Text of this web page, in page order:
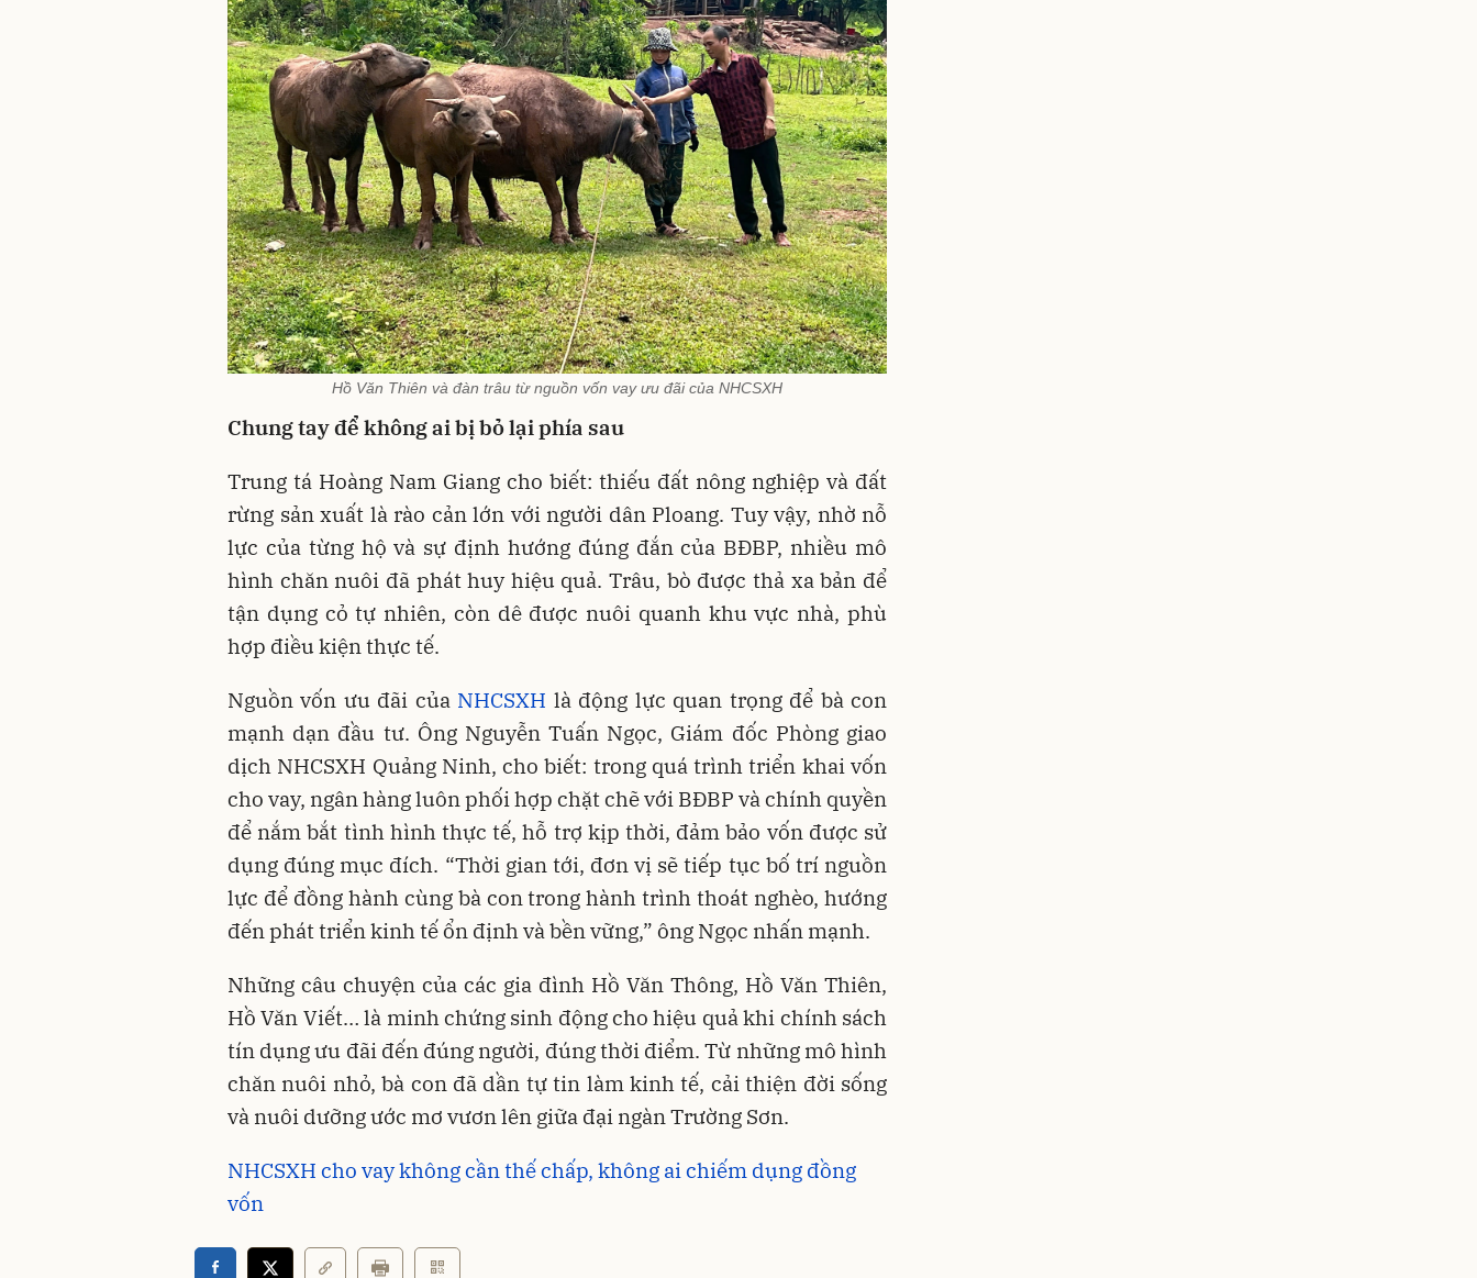
Hồ Văn Thiên và đàn trâu từ nguồn vốn vay ưu đãi của NHCSXH
Chung tay để không ai bị bỏ lại phía sau
Trung tá Hoàng Nam Giang cho biết: thiếu đất nông nghiệp và đất
rừng sản xuất là rào cản lớn với người dân Ploang. Tuy vậy, nhờ nỗ
lực của từng hộ và sự định hướng đúng đắn của BĐBP, nhiều mô
hình chăn nuôi đã phát huy hiệu quả. Trâu, bò được thả xa bản để
tận dụng cỏ tự nhiên, còn dê được nuôi quanh khu vực nhà, phù
hợp điều kiện thực tế.
Nguồn vốn ưu đãi của NHCSXH là động lực quan trọng để bà con
mạnh dạn đầu tư. Ông Nguyễn Tuấn Ngọc, Giám đốc Phòng giao
dịch NHCSXH Quảng Ninh, cho biết: trong quá trình triển khai vốn
cho vay, ngân hàng luôn phối hợp chặt chẽ với BĐBP và chính quyền
để nắm bắt tình hình thực tế, hỗ trợ kịp thời, đảm bảo vốn được sử
dụng đúng mục đích. “Thời gian tới, đơn vị sẽ tiếp tục bố trí nguồn
lực để đồng hành cùng bà con trong hành trình thoát nghèo, hướng
đến phát triển kinh tế ổn định và bền vững,” ông Ngọc nhấn mạnh.
Những câu chuyện của các gia đình Hồ Văn Thông, Hồ Văn Thiên,
Hồ Văn Viết… là minh chứng sinh động cho hiệu quả khi chính sách
tín dụng ưu đãi đến đúng người, đúng thời điểm. Từ những mô hình
chăn nuôi nhỏ, bà con đã dần tự tin làm kinh tế, cải thiện đời sống
và nuôi dưỡng ước mơ vươn lên giữa đại ngàn Trường Sơn.
NHCSXH cho vay không cần thế chấp, không ai chiếm dụng đồng
vốn